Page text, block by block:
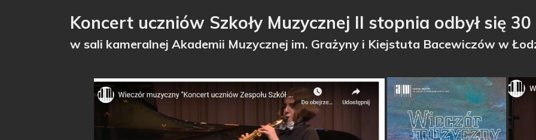
Koncert uczniów Szkoły Muzycznej II stopnia odbył się
w sali kameralnej Akademii Muzycznej im. Grażyny i Kiejstuta Bacewiczów w